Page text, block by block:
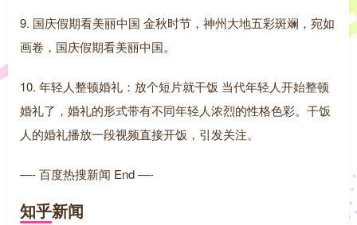
9. 国庆假期看美丽中国 金秋时节，神州大地五彩斑斓，宛如
画卷，国庆假期看美丽中国。
10. 年轻人整顿婚礼：放个短片就干饭 当代年轻人开始整顿
婚礼了，婚礼的形式带有不同年轻人浓烈的性格色彩。干饭
人的婚礼播放一段视频直接开饭，引发关注。
—- 百度热搜新闻 End —-
知乎新闻